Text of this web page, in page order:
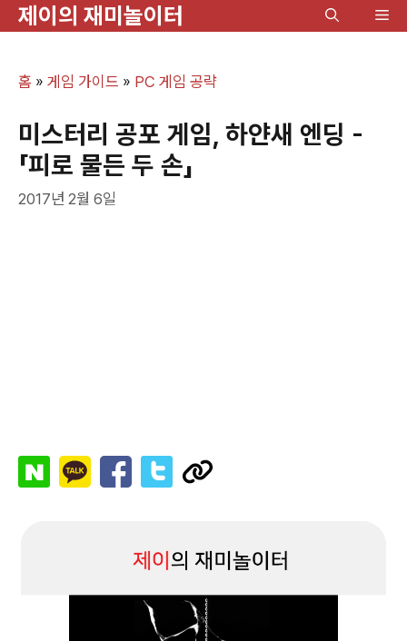
제이의 재미놀이터
메
홈 » 게임 가이드 » PC 게임 공략
미스터리 공포 게임, 하얀새 엔딩 -
「피로 물든 두 손」
2017년 2월 6일